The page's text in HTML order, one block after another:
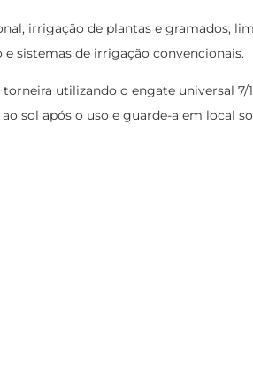
irrigação de plantas e gramados,
sistemas de irrigação convencionais.
utilizando o engate universal 7/
sol após o uso e guarde-a em local